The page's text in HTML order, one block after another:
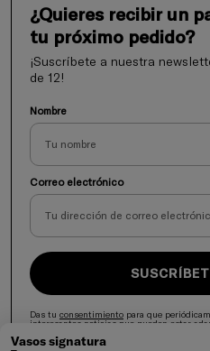
Vasos signatura
¿Quieres recibir un
tu próximo pedido?
¡Suscríbete a nuestra
de 12!
Nombre
Correo electrónico
Das tu consentimiento para que
interesantes noticias que pueden estar